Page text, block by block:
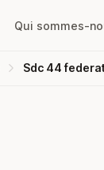
Qui sommes-
Sdc 44